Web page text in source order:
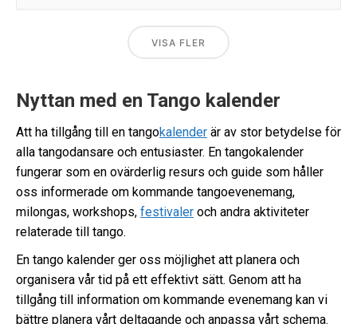
VISA FLER
Nyttan med en Tango kalender
Att ha tillgång till en tangokalender är av stor betydelse för
alla tangodansare och entusiaster. En tangokalender
fungerar som en ovärderlig resurs och guide som håller
oss informerade om kommande tangoevenemang,
milongas, workshops, festivaler och andra aktiviteter
relaterade till tango.
En tango kalender ger oss möjlighet att planera och
organisera vår tid på ett effektivt sätt. Genom att ha
tillgång till information om kommande evenemang kan vi
bättre planera vårt deltagande och anpassa vårt schema.